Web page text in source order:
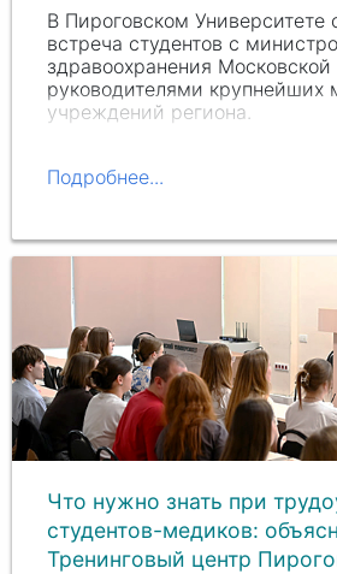
В Пироговском Университете
встреча студентов с
здравоохранения Московской
руководителями крупнейших
учреждений региона.
Подробнее...
Что нужно знать при
студентов-медиков:
Тренинговый центр